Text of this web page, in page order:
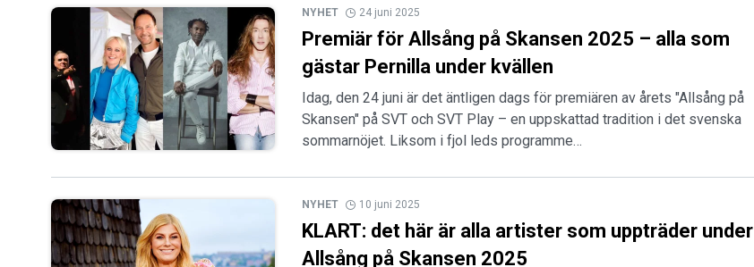
NYHET 24 juni 2025
Premiär för Allsång på Skansen 2025 – alla som
gästar Pernilla under kvällen
Idag, den 24 juni är det äntligen dags för premiären av årets "Allsång på
Skansen" på SVT och SVT Play – en uppskattad tradition i det svenska
sommarnöjet. Liksom i fjol leds programme…
NYHET 10 juni 2025
KLART: det här är alla artister som uppträder under
Allsång på Skansen 2025